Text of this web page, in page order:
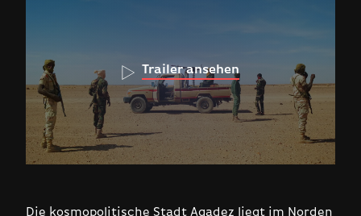
Trailer ansehen
Die kosmopolitische Stadt Agadez liegt im Norden